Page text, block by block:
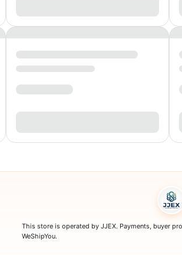
This store is operated by JJEX. Payments, buyer
WeShipYou.